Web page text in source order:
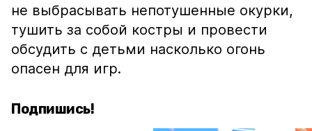
не выбрасывать непотушенные окурки,
тушить за собой костры и провести
обсудить с детьми насколько огонь
опасен для игр.
Подпишись!